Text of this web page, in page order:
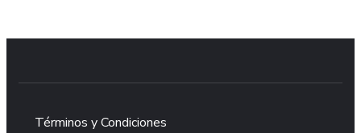
Términos y Condiciones